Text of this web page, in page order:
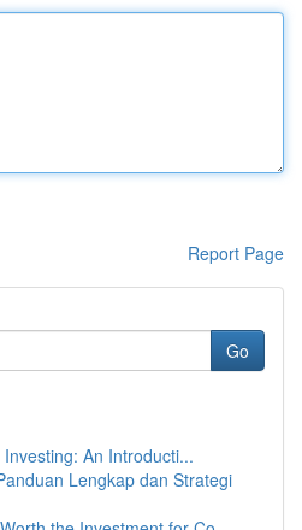
Report Page
Go
An Introducti...
Lengkap dan Strategi